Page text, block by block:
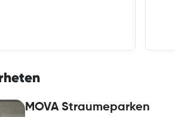
MOVA Straumeparken